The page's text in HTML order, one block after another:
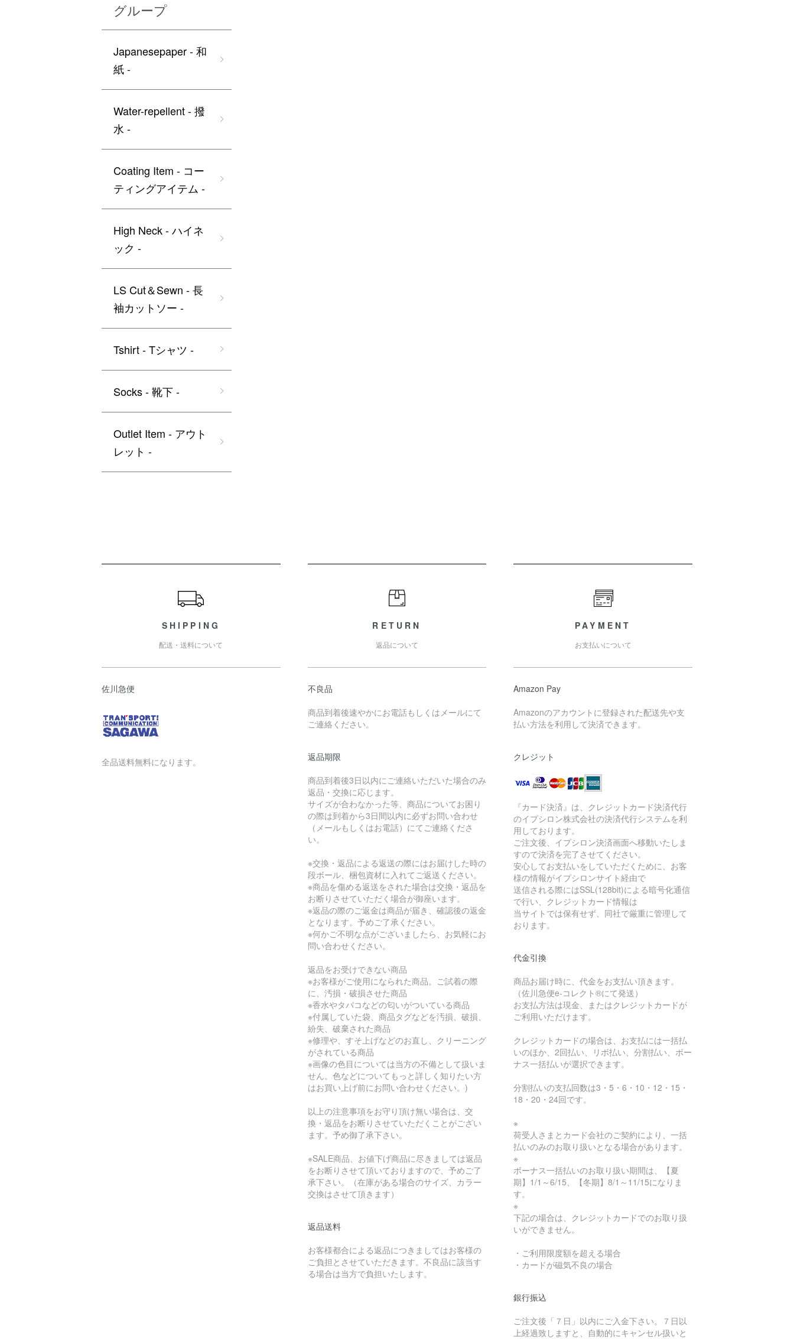
グループ
Japanesepaper - 和
紙 -
Water-repellent - 撥
水 -
Coating Item - コー
ティングアイテム -
High Neck - ハイネ
ック -
LS Cut＆Sewn - 長
袖カットソー -
Tshirt - Tシャツ -
Socks - 靴下 -
Outlet Item - アウト
レット -
SHIPPING
配送・送料について
佐川急便
全品送料無料になります。
RETURN
返品について
不良品
商品到着後速やかにお電話もしくはメールにて
ご連絡ください。
返品期限
商品到着後3日以内にご連絡いただいた場合のみ
返品・交換に応じます。
サイズが合わなかった等、商品についてお困り
の際は到着から3日間以内に必ずお問い合わせ
（メールもしくはお電話）にてご連絡くださ
い。
※交換・返品による返送の際にはお届けした時の
段ボール、梱包資材に入れてご返送ください。
※商品を傷める返送をされた場合は交換・返品を
お断りさせていただく場合が御座います。
※返品の際のご返金は商品が届き、確認後の返金
となります。予めご了承ください。
※何かご不明な点がございましたら、お気軽にお
問い合わせください。
返品をお受けできない商品
※お客様がご使用になられた商品。ご試着の際
に、汚損・破損させた商品
※香水やタバコなどの匂いがついている商品
※付属していた袋、商品タグなどを汚損、破損、
紛失、破棄された商品
※修理や、すそ上げなどのお直し、クリーニング
がされている商品
※画像の色目については当方の不備として扱いま
せん。色などについてもっと詳しく知りたい方
はお買い上げ前にお問い合わせください。)
以上の注意事項をお守り頂け無い場合は、交
換・返品をお断りさせていただくことがござい
ます。予め御了承下さい。
※SALE商品、お値下げ商品に尽きましては返品
をお断りさせて頂いておりますので、予めご了
承下さい。（在庫がある場合のサイズ、カラー
交換はさせて頂きます）
返品送料
お客様都合による返品につきましてはお客様の
ご負担とさせていただきます。不良品に該当す
る場合は当方で負担いたします。
PAYMENT
お支払いについて
Amazon Pay
Amazonのアカウントに登録された配送先や支
払い方法を利用して決済できます。
クレジット
『カード決済』は、クレジットカード決済代行
のイプシロン株式会社の決済代行システムを利
用しております。
ご注文後、イプシロン決済画面へ移動いたしま
すので決済を完了させてください。
安心してお支払いをしていただくために、お客
様の情報がイプシロンサイト経由で
送信される際にはSSL(128bit)による暗号化通信
で行い、クレジットカード情報は
当サイトでは保有せず、同社で厳重に管理して
おります。
代金引換
商品お届け時に、代金をお支払い頂きます。
（佐川急便e-コレクト®にて発送）
お支払方法は現金、またはクレジットカードが
ご利用いただけます。
クレジットカードの場合は、お支払には一括払
いのほか、2回払い、リボ払い、分割払い、ボー
ナス一括払いが選択できます。
分割払いの支払回数は3・5・6・10・12・15・
18・20・24回です。
※
荷受人さまとカード会社のご契約により、一括
払いのみのお取り扱いとなる場合があります。
※
ボーナス一括払いのお取り扱い期間は、【夏
期】1/1～6/15、【冬期】8/1～11/15になりま
す。
※
下記の場合は、クレジットカードでのお取り扱
いができません。
・ご利用限度額を超える場合
・カードが磁気不良の場合
銀行振込
ご注文後「７日」以内にご入金下さい。７日以
上経過致しますと、自動的にキャンセル扱いと